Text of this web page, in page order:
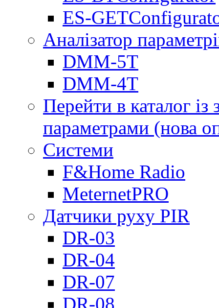
ES-
Аналізатор
DMM-5T
DMM-4T
Перейти в каталог
параметрами (нова
Системи
F&Home Radio
MeternetPRO
Датчики руху PIR
DR-03
DR-04
DR-07